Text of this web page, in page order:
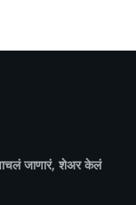
जाणारं, शेअर केलं